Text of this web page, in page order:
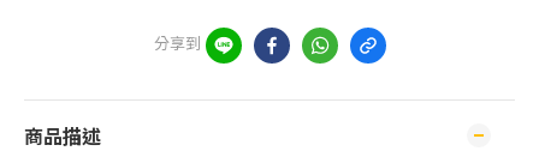
分享到
商品描述